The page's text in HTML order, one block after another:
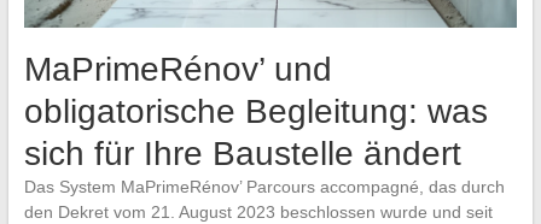
MaPrimeRénov’ und
obligatorische Begleitung: was
sich für Ihre Baustelle ändert
Das System MaPrimeRénov’ Parcours accompagné, das durch
den Dekret vom 21. August 2023 beschlossen wurde und seit